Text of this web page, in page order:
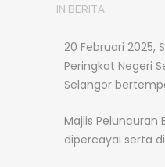
IN BERITA
20 Februari 2025,
Peringkat Negeri
Selangor
Majlis
dipercayai serta